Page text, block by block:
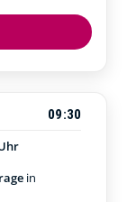
09:30
in